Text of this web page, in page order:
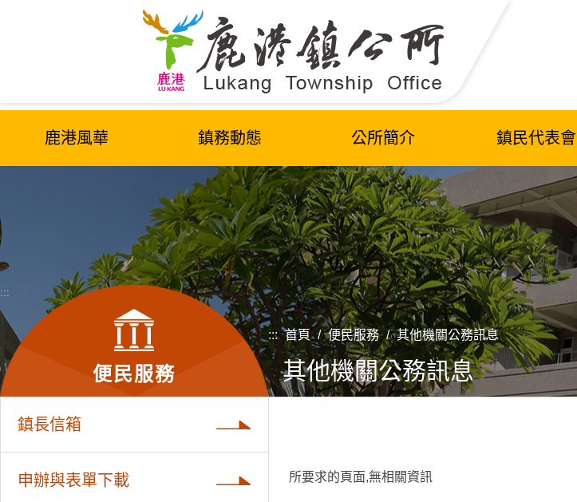
鹿港風華 鎮務動態 公所簡介 鎮民代表會
::: 首頁 / 便民服務 / 其他機關公務訊息
其他機關公務訊息
:::
便民服務
鎮長信箱
申辦與表單下載 所要求的頁面,無相關資訊